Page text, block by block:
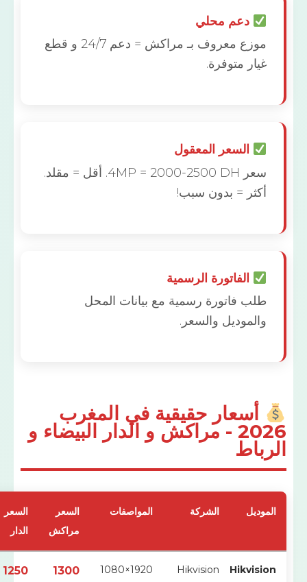
دعم محلي
موزع معروف بـ مراكش = دعم 24/7 و قطع
متوفرة.
السعر المعقول
سعر 4MP = 2000-2500 DH. أقل = مقلد.
= بدون سبب!
الفاتورة الرسمية
فاتورة رسمية مع بيانات المحل
والسعر.
حقيقية في المغرب
2026 - مراكش و الدار البيضاء و
الشركة المواصفات
السعر
السعر
الدار
نصيحة
Hikvision
1920×1080
1300
1250